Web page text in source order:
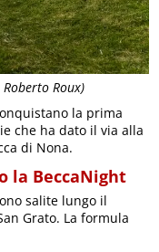
Roux)
la prima
che ha dato il via alla
di Nona.
la BeccaNight
salite lungo il
Grato. La formula